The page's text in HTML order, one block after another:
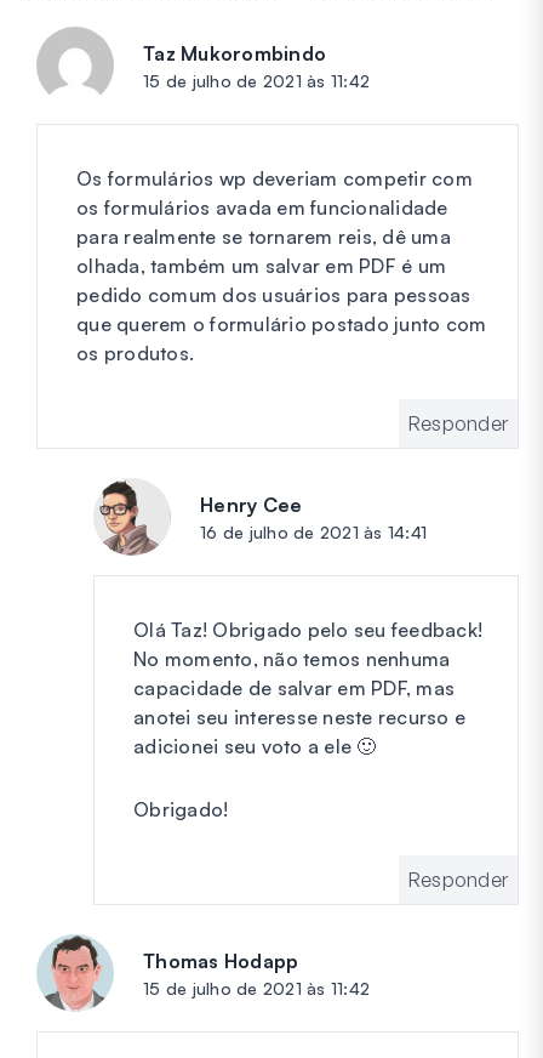
Taz Mukorombindo
15 de julho de 2021 às 11:42
Os formulários wp deveriam competir com
os formulários avada em funcionalidade
para realmente se tornarem reis, dê uma
olhada, também um salvar em PDF é um
pedido comum dos usuários para pessoas
que querem o formulário postado junto com
os produtos.
Responder
Henry Cee
16 de julho de 2021 às 14:41
Olá Taz! Obrigado pelo seu feedback!
No momento, não temos nenhuma
capacidade de salvar em PDF, mas
anotei seu interesse neste recurso e
adicionei seu voto a ele 🙂
Obrigado!
Responder
Thomas Hodapp
15 de julho de 2021 às 11:42